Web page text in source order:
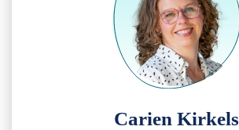
Carien Kirkels